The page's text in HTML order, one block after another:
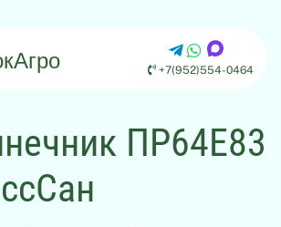
+7(952)554-0464
ПР64Е83